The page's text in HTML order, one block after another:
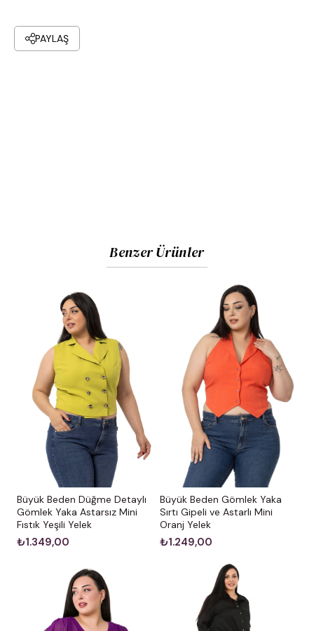
PAYLAŞ
Benzer Ürünler
Büyük Beden Düğme Detaylı
Gömlek Yaka Astarsız Mini
Fıstık Yeşili Yelek
₺1.349,00
Büyük Beden Gömlek Yaka
Sırtı Gipeli ve Astarlı Mini
Oranj Yelek
₺1.249,00